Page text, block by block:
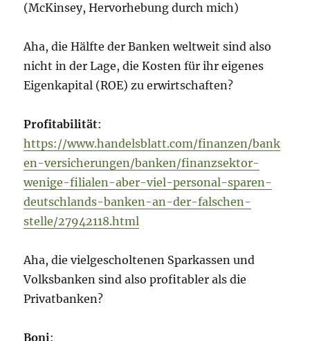
(McKinsey, Hervorhebung durch mich)
Aha, die Hälfte der Banken weltweit sind also
nicht in der Lage, die Kosten für ihr eigenes
Eigenkapital (ROE) zu erwirtschaften?
Profitabilität:
https://www.handelsblatt.com/finanzen/bank
en-versicherungen/banken/finanzsektor-
wenige-filialen-aber-viel-personal-sparen-
deutschlands-banken-an-der-falschen-
stelle/27942118.html
Aha, die vielgescholtenen Sparkassen und
Volksbanken sind also profitabler als die
Privatbanken?
Boni: